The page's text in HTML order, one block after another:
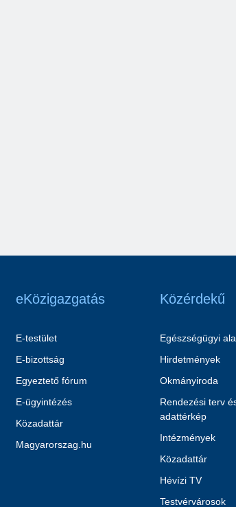
eKözigazgatás
E-testület
E-bizottság
Egyeztető fórum
E-ügyintézés
Közadattár
Magyarorszag.hu
Közérdekű
Egészségügyi
Hirdetmények
Okmányiroda
Rendezési terv
adattérkép
Intézmények
Közadattár
Hévízi TV
Testvérvárosok